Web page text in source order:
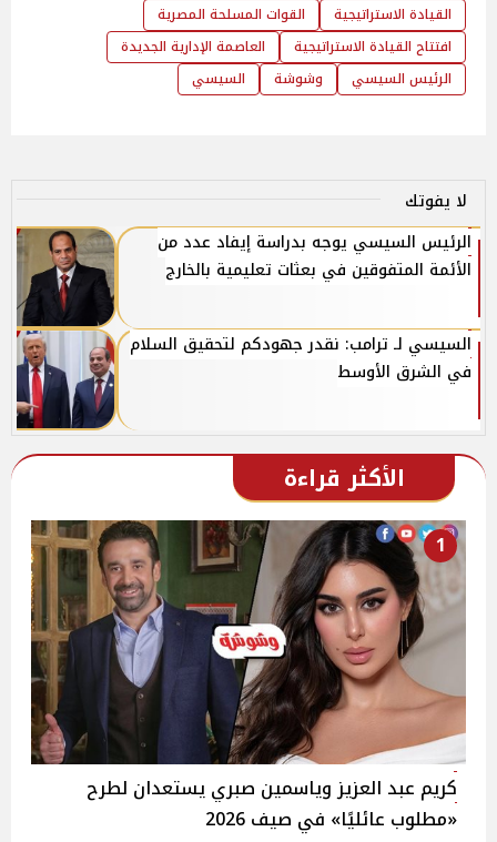
القيادة الاستراتيجية
القوات المسلحة المصرية
افتتاح القيادة الاستراتيجية
العاصمة الإدارية الجديدة
الرئيس السيسي
وشوشة السيسي
لا يفوتك
الرئيس السيسي يوجه بدراسة إيفاد عدد من
الأئمة المتفوقين في بعثات تعليمية بالخارج
السيسي لـ ترامب: نقدر جهودكم لتحقيق السلام
في الشرق الأوسط
الأكثر قراءة
1
كريم عبد العزيز وياسمين صبري يستعدان لطرح
«مطلوب عائليًا» في صيف 2026